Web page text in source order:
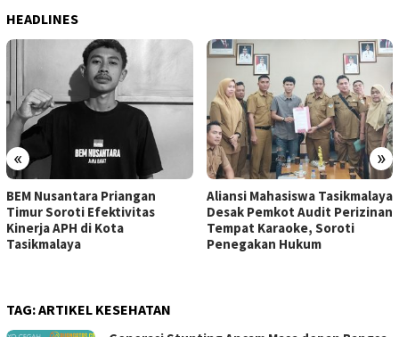
HEADLINES
« »
BEM Nusantara Priangan
Timur Soroti Efektivitas
Kinerja APH di Kota
Tasikmalaya
Aliansi Mahasiswa Tasikmalaya
Desak Pemkot Audit Perizinan
Tempat Karaoke, Soroti
Penegakan Hukum
TAG:ARTIKEL KESEHATAN